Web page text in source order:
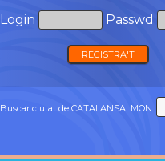
Login Passwd
REGISTRA'T
Buscar ciutat de CATALANSALMON: